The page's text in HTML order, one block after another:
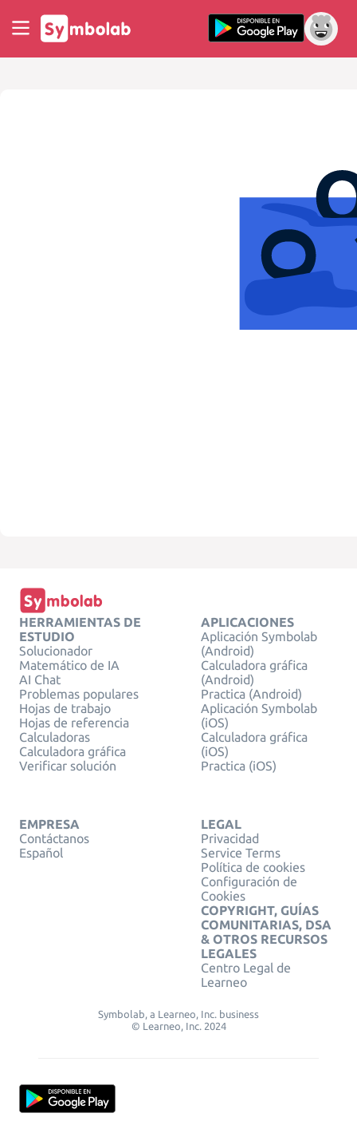
HERRAMIENTAS DE
ESTUDIO
Solucionador
Matemático de IA
AI Chat
Problemas populares
Hojas de trabajo
Hojas de referencia
Calculadoras
Calculadora gráfica
Verificar solución
APLICACIONES
Aplicación Symbolab
(Android)
Calculadora gráfica
(Android)
Practica (Android)
Aplicación Symbolab
(iOS)
Calculadora gráfica
(iOS)
Practica (iOS)
EMPRESA
Contáctanos
Español
LEGAL
Privacidad
Service Terms
Política de cookies
Configuración de
Cookies
COPYRIGHT, GUÍAS
COMUNITARIAS, DSA
& OTROS RECURSOS
LEGALES
Centro Legal de
Learneo
Symbolab, a Learneo, Inc. business
© Learneo, Inc. 2024